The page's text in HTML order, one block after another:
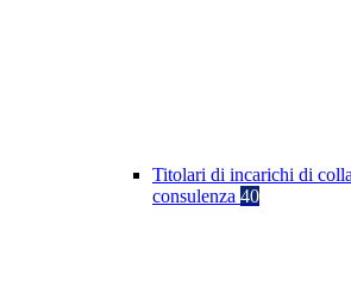
Titolari di incarichi di
consulenza 40